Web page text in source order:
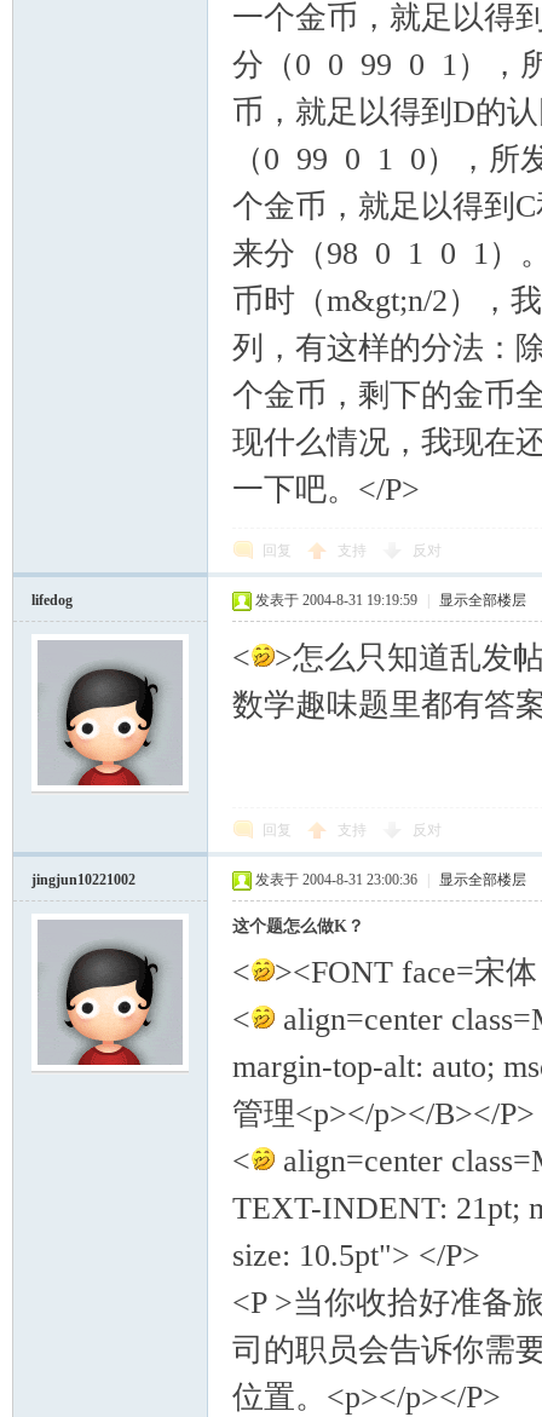
一个金币，就足以得
分（0 0 99 0 1），
币，就足以得到D的
（0 99 0 1 0），所
个金币，就足以得到
来分（98 0 1 0 1）
币时（m&gt;n/2），
列，有这样的分法：
个金币，剩下的金币
现什么情况，我现在
一下吧。</P>
回复 支持 反对
lifedog 发表于 2004-8-31 19:19:59 显示全部楼层
<
>怎么只知道乱发
数学趣味题里都有答
回复 支持 反对
jingjun10221002 发表于 2004-8-31 23:00:36 显示全部楼层
这个题怎么做K？
<
><FONT face=宋
<
align=center
margin-top-alt: auto;
管理<p></p></B></P>
<
align=center
TEXT-INDENT: 21pt;
size: 10.5pt"> </P>
<P >当你收拾好准备
司的职员会告诉你需
位置。<p></p></P>